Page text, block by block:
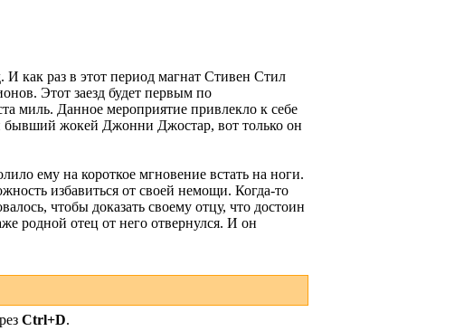
И как раз в этот период магнат Стивен Стил
Этот заезд будет первым по
миль. Данное мероприятие привлекло к себе
бывший жокей Джонни Джостар, вот только он
ему на короткое мгновение встать на ноги.
избавиться от своей немощи. Когда-то
чтобы доказать своему отцу, что достоин
родной отец от него отвернулся. И он
Ctrl+D.